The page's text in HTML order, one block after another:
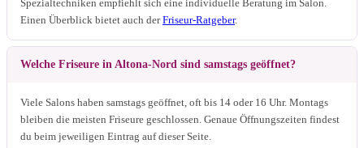
Spezialtechniken empfiehlt sich eine individuelle Beratung im Salon.
Einen Überblick bietet auch derFriseur-Ratgeber.
Welche Friseure in Altona-Nord sind samstags geöffnet?
Viele Salons haben samstags geöffnet, oft bis 14 oder 16 Uhr. Montags
bleiben die meisten Friseure geschlossen. Genaue Öffnungszeiten findest
du beim jeweiligen Eintrag auf dieser Seite.